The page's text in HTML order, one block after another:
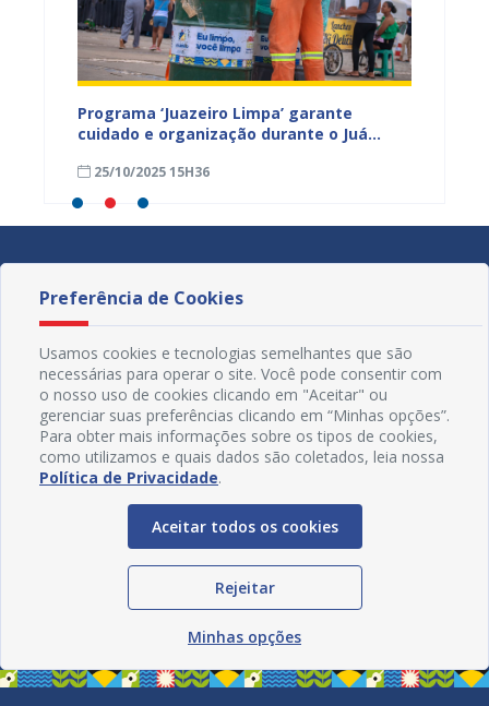
Programa ‘Juazeiro Limpa’ garante
cuidado e organização durante o Juá
25/10/2025 15H36
Preferência de Cookies
Usamos cookies e tecnologias semelhantes que são
necessárias para operar o site. Você pode consentir com
o nosso uso de cookies clicando em "Aceitar" ou
gerenciar suas preferências clicando em “Minhas opções”.
Para obter mais informações sobre os tipos de cookies,
como utilizamos e quais dados são coletados, leia nossa
Política de Privacidade.
Aceitar todos os cookies
Rejeitar
Minhas opções